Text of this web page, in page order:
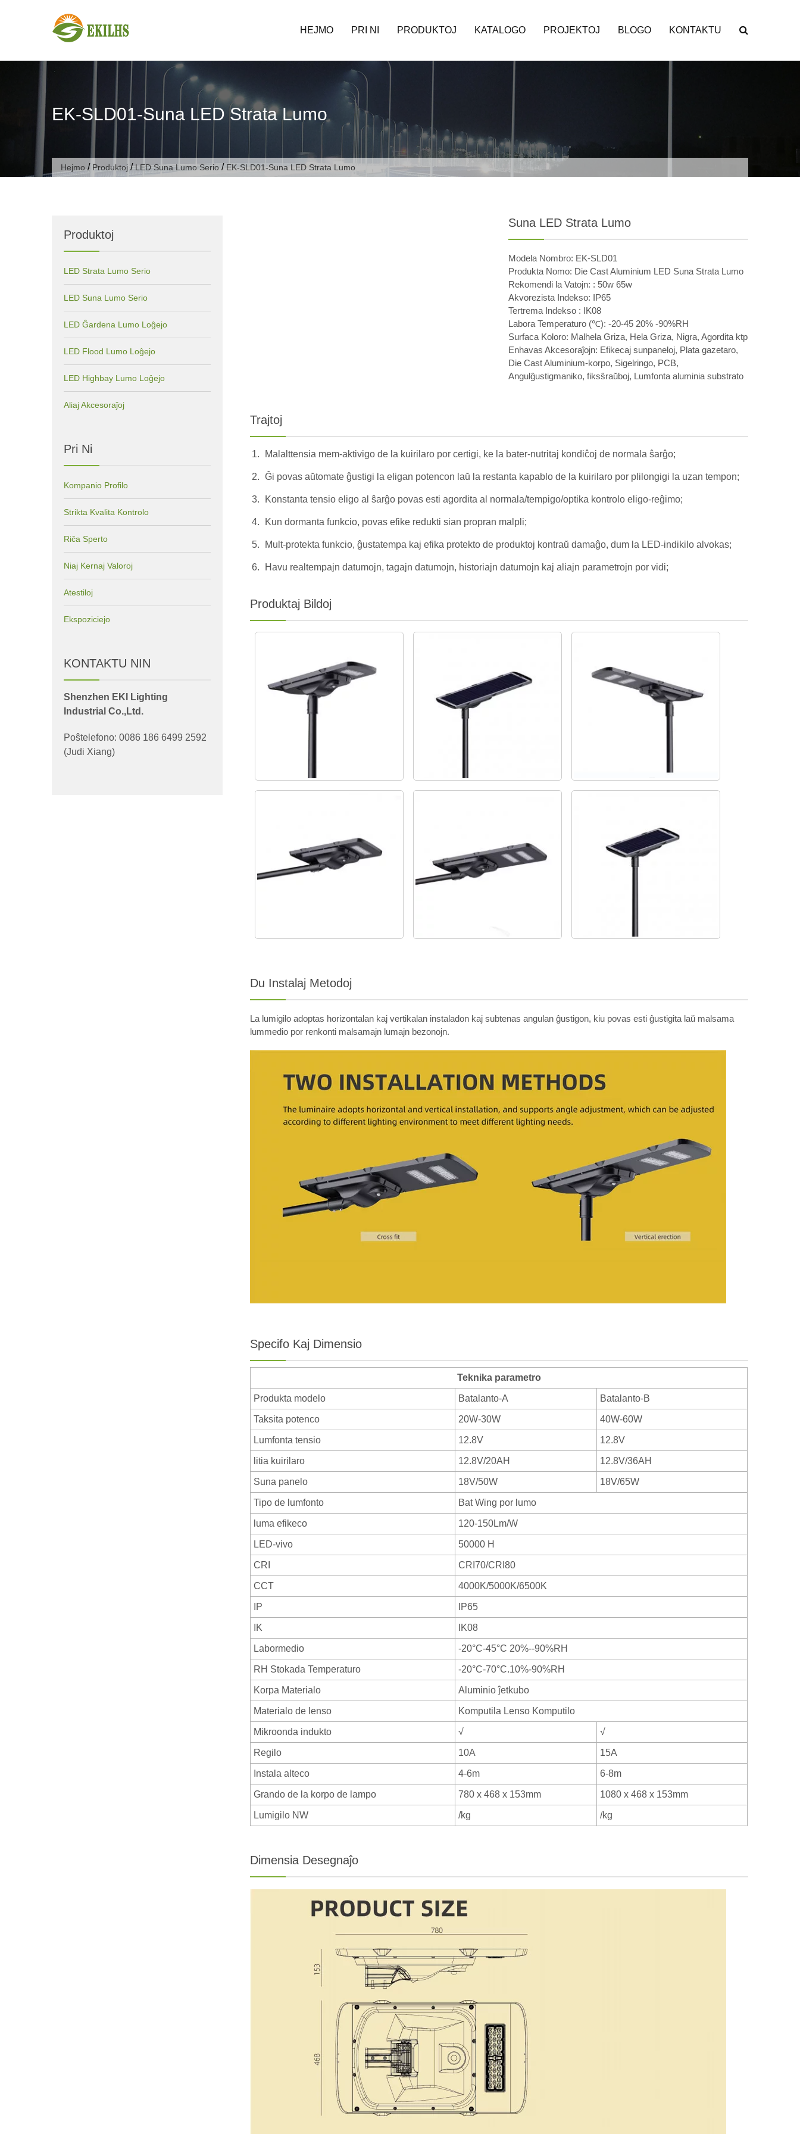
HEJMO PRI NI PRODUKTOJ KATALOGO PROJEKTOJ BLOGO KONTAKTU
EK-SLD01-Suna LED Strata Lumo
Hejmo / Produktoj/LED Suna Lumo Serio / EK-SLD01-Suna LED Strata Lumo
Suna LED Strata Lumo
Modela Nombro: EK-SLD01
Produkta Nomo: Die Cast Aluminium LED Suna Strata Lumo
Rekomendi la Vatojn: : 50w 65w
Akvorezista Indekso: IP65
Tertrema Indekso : IK08
Labora Temperaturo (℃): -20-45 20% -90%RH
Surfaca Koloro: Malhela Griza, Hela Griza, Nigra, Agordita ktp
Enhavas Akcesoraĵojn: Efikecaj sunpaneloj, Plata gazetaro,
Die Cast Aluminium-korpo, Sigelringo, PCB,
Angulĝustigmaniko, fiksŝraŭboj, Lumfonta aluminia substrato
Trajtoj
Malalttensia mem-aktivigo de la kuirilaro por certigi, ke la bater-nutritaj kondiĉoj de normala ŝarĝo;
Ĝi povas aŭtomate ĝustigi la eligan potencon laŭ la restanta kapablo de la kuirilaro por plilongigi la uzan tempon;
Konstanta tensio eligo al ŝarĝo povas esti agordita al normala/tempigo/optika kontrolo eligo-reĝimo;
Kun dormanta funkcio, povas efike redukti sian propran malpli;
Mult-protekta funkcio, ĝustatempa kaj efika protekto de produktoj kontraŭ damaĝo, dum la LED-indikilo alvokas;
Havu realtempajn datumojn, tagajn datumojn, historiajn datumojn kaj aliajn parametrojn por vidi;
Produktaj Bildoj
Du Instalaj Metodoj
La lumigilo adoptas horizontalan kaj vertikalan instaladon kaj subtenas angulan ĝustigon, kiu povas esti ĝustigita laŭ malsama
lummedio por renkonti malsamajn lumajn bezonojn.
Specifo Kaj Dimensio
Teknika parametro
Produkta modelo Batalanto-A Batalanto-B
Taksita potenco 20W-30W 40W-60W
Lumfonta tensio 12.8V 12.8V
litia kuirilaro 12.8V/20AH 12.8V/36AH
Suna panelo 18V/50W 18V/65W
Tipo de lumfonto Bat Wing por lumo
luma efikeco 120-150Lm/W
LED-vivo 50000 H
CRI CRI70/CRI80
CCT 4000K/5000K/6500K
IP IP65
IK IK08
Labormedio -20°C-45°C 20%--90%RH
RH Stokada Temperaturo -20°C-70°C.10%-90%RH
Korpa Materialo Aluminio ĵetkubo
Materialo de lenso Komputila Lenso Komputilo
Mikroonda indukto √ √
Regilo 10A 15A
Instala alteco 4-6m 6-8m
Grando de la korpo de lampo 780 x 468 x 153mm 1080 x 468 x 153mm
Lumigilo NW /kg /kg
Dimensia Desegnaĵo
Produktoj
LED Strata Lumo Serio
LED Suna Lumo Serio
LED Ĝardena Lumo Loĝejo
LED Flood Lumo Loĝejo
LED Highbay Lumo Loĝejo
Aliaj Akcesoraĵoj
Pri Ni
Kompanio Profilo
Strikta Kvalita Kontrolo
Riĉa Sperto
Niaj Kernaj Valoroj
Atestiloj
Ekspoziciejo
KONTAKTU NIN
Shenzhen EKI Lighting
Industrial Co.,Ltd.
Poŝtelefono: 0086 186 6499 2592
(Judi Xiang)